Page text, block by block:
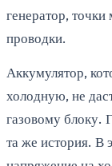
генератор,
проводки.
Аккумулятор,
холодную, не
газовому блоку.
та же история. В